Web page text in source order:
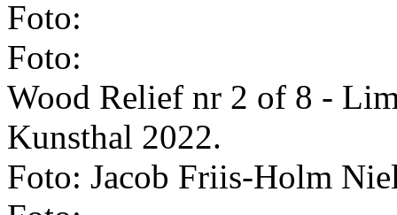
Foto:
Foto:
Wood Relief nr 2 of 8 -
Kunsthal 2022.
Foto: Jacob Friis-Holm